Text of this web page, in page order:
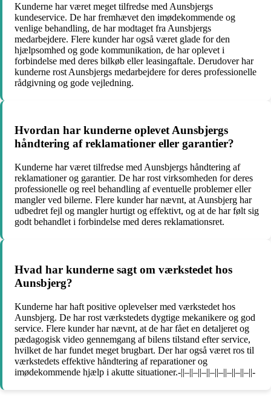
Kunderne har været meget tilfredse med Aunsbjergs
kundeservice. De har fremhævet den imødekommende og
venlige behandling, de har modtaget fra Aunsbjergs
medarbejdere. Flere kunder har også været glade for den
hjælpsomhed og gode kommunikation, de har oplevet i
forbindelse med deres bilkøb eller leasingaftale. Derudover har
kunderne rost Aunsbjergs medarbejdere for deres professionelle
rådgivning og gode vejledning.
Hvordan har kunderne oplevet Aunsbjergs
håndtering af reklamationer eller garantier?
Kunderne har været tilfredse med Aunsbjergs håndtering af
reklamationer og garantier. De har rost virksomheden for deres
professionelle og reel behandling af eventuelle problemer eller
mangler ved bilerne. Flere kunder har nævnt, at Aunsbjerg har
udbedret fejl og mangler hurtigt og effektivt, og at de har følt sig
godt behandlet i forbindelse med deres reklamationsret.
Hvad har kunderne sagt om værkstedet hos
Aunsbjerg?
Kunderne har haft positive oplevelser med værkstedet hos
Aunsbjerg. De har rost værkstedets dygtige mekanikere og god
service. Flere kunder har nævnt, at de har fået en detaljeret og
pædagogisk video gennemgang af bilens tilstand efter service,
hvilket de har fundet meget brugbart. Der har også været ros til
værkstedets effektive håndtering af reparationer og
imødekommende hjælp i akutte situationer.-||–||–||–||–||–||–||–||–||-